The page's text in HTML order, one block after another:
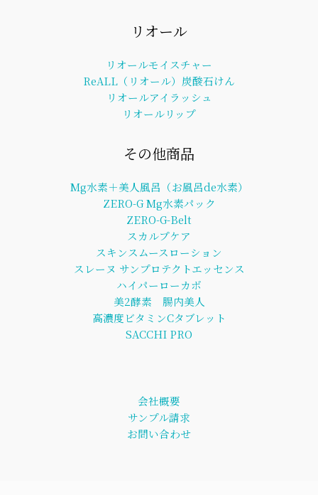
リオール
リオールモイスチャー
ReALL（リオール）炭酸石けん
リオールアイラッシュ
リオールリップ
その他商品
Mg水素＋美人風呂（お風呂de水素）
ZERO-G Mg水素パック
ZERO-G-Belt
スカルプケア
スキンスムースローション
スレーヌ サンプロテクトエッセンス
ハイパーローカボ
美2酵素 腸内美人
高濃度ビタミンCタブレット
SACCHI PRO
会社概要
サンプル請求
お問い合わせ